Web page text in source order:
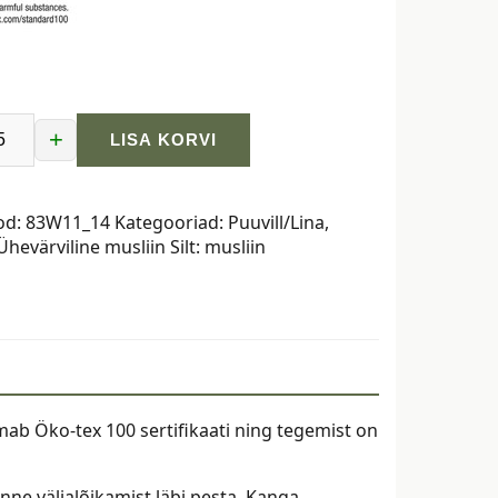
+ LISA KORVI
83W11_14 Kategooriad: Puuvill/Lina,
musliin Silt: musliin
Öko-tex 100 sertifikaati ning tegemist on